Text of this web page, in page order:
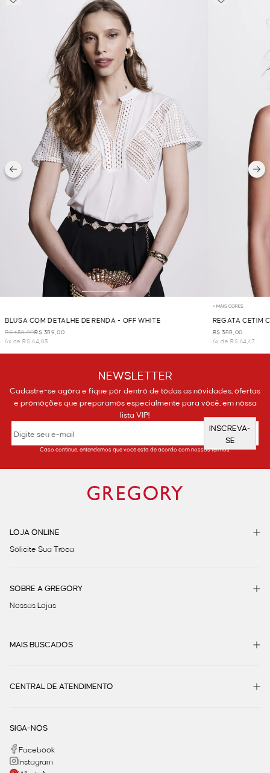
BLUSA COM DETALHE DE RENDA - OFF WHITE
R$ 638,00R$ 389,00
6x de R$ 64,83
+ MAIS CORES
REGATA CETIM
R$ 388,00
6x de R$ 64,67
NEWSLETTER
Cadastre-se agora e fique por dentro de todas as novidades, ofertas
e promoções que preparamos especialmente para você, em nossa
lista VIP!
INSCREVA-
SE
Caso continue, entendemos que você está de acordo com nossos termos.
LOJA ONLINE
Solicite Sua Troca
SOBRE A GREGORY
Nossas Lojas
MAIS BUSCADOS
CENTRAL DE ATENDIMENTO
SIGA-NOS
Facebook
Instagram